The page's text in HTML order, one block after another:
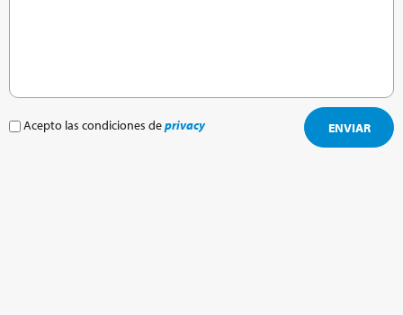
Acepto las condiciones deprivacy ENVIAR